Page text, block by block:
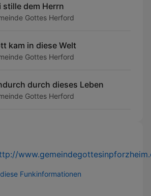
stille dem Herrn
Gottes Herford
kam in diese Welt
Gottes Herford
durch dieses Leben
Gottes Herford
Funkinformationen